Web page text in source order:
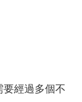
經過多個不